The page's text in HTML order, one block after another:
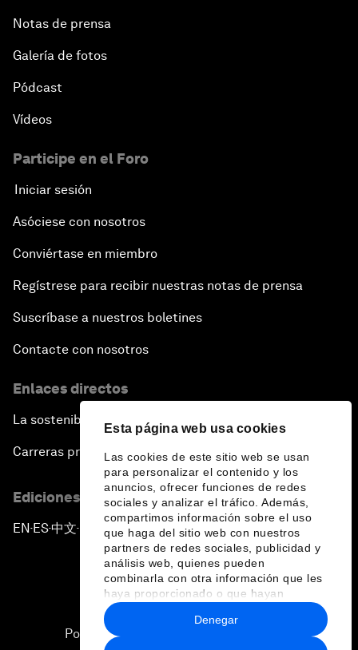
Esta página web usa cookies
Las cookies de este sitio web se usan
para personalizar el contenido y los
anuncios, ofrecer funciones de redes
sociales y analizar el tráfico. Además,
compartimos información sobre el uso
que haga del sitio web con nuestros
partners de redes sociales, publicidad y
análisis web, quienes pueden
combinarla con otra información que les
haya proporcionado o que hayan
recopilado a partir del uso que haya
hecho de sus servicios.
Denegar
Notas de prensa
Galería de fotos
Pódcast
Vídeos
Participe en el Foro
Iniciar sesión
Asóciese con nosotros
Conviértase en miembro
Regístrese para recibir nuestras notas de prensa
Suscríbase a nuestros boletines
Contacte con nosotros
Enlaces directos
La sostenibilidad en el Foro
Carreras profesionales
Ediciones en otros idiomas
EN ▪ES▪中文▪ 日本語
Política de privacidad y normas de uso